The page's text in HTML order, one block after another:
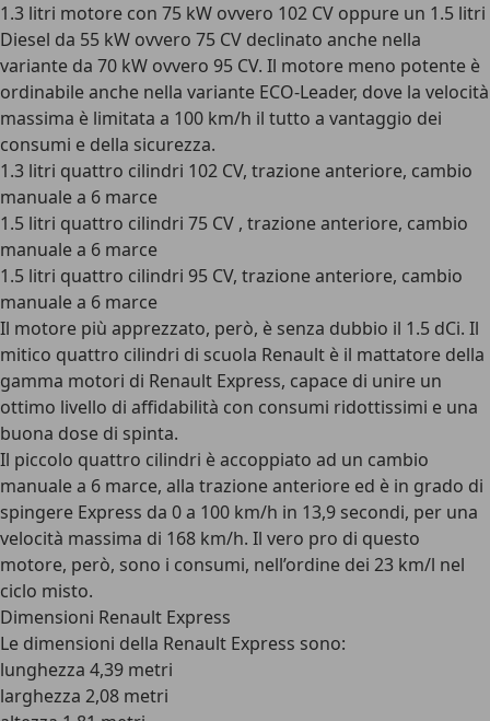
1.3 litri motore con 75 kW ovvero 102 CV oppure un 1.5 litri
Diesel da 55 kW ovvero 75 CV declinato anche nella
variante da 70 kW ovvero 95 CV. Il motore meno potente è
ordinabile anche nella variante ECO-Leader, dove la velocità
massima è limitata a 100 km/h il tutto a vantaggio dei
consumi e della sicurezza.
1.3 litri quattro cilindri 102 CV, trazione anteriore, cambio
manuale a 6 marce
1.5 litri quattro cilindri 75 CV , trazione anteriore, cambio
manuale a 6 marce
1.5 litri quattro cilindri 95 CV, trazione anteriore, cambio
manuale a 6 marce
Il motore più apprezzato, però, è senza dubbio il 1.5 dCi. Il
mitico quattro cilindri di scuola Renault è il mattatore della
gamma motori di Renault Express, capace di unire un
ottimo livello di affidabilità con consumi ridottissimi e una
buona dose di spinta.
Il piccolo quattro cilindri è accoppiato ad un cambio
manuale a 6 marce, alla trazione anteriore ed è in grado di
spingere Express da 0 a 100 km/h in 13,9 secondi, per una
velocità massima di 168 km/h. Il vero pro di questo
motore, però, sono i consumi, nell’ordine dei 23 km/l nel
ciclo misto.
Dimensioni Renault Express
Le dimensioni della Renault Express sono:
lunghezza 4,39 metri
larghezza 2,08 metri